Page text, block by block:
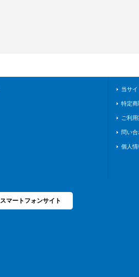
当サ
特定
ご利
問い合
個人
スマートフォンサイト